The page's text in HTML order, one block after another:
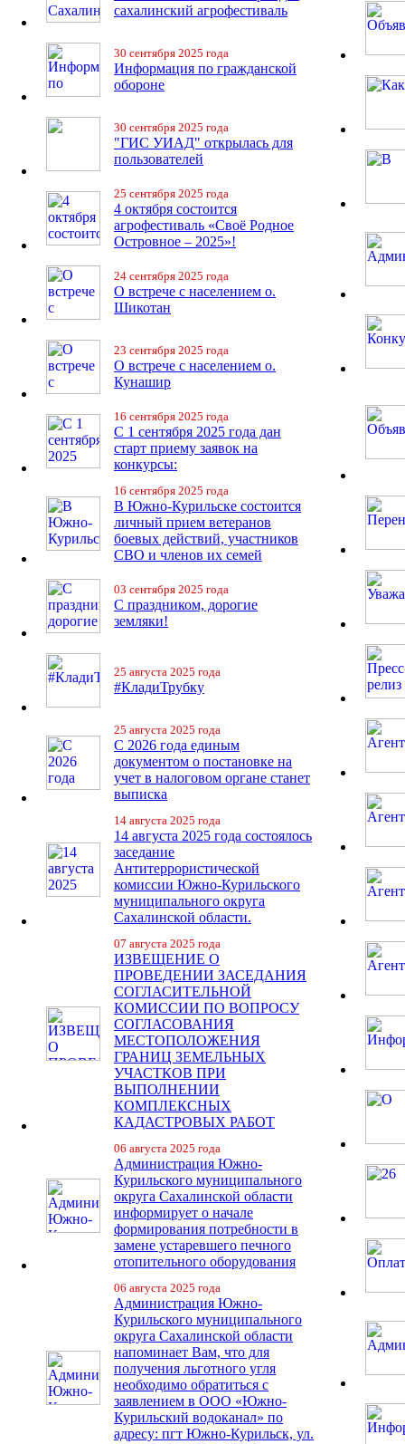
сахалинский агрофестиваль
30 сентября 2025 года
Информация по гражданской
обороне
30 сентября 2025 года
"ГИС УИАД" открылась для
пользователей
25 сентября 2025 года
4 октября состоится
агрофестиваль «Своё Родное
Островное – 2025»!
24 сентября 2025 года
О встрече с населением о.
Шикотан
23 сентября 2025 года
О встрече с населением о.
Кунашир
16 сентября 2025 года
С 1 сентября 2025 года дан
старт приему заявок на
конкурсы:
16 сентября 2025 года
В Южно-Курильске состоится
личный прием ветеранов
боевых действий, участников
СВО и членов их семей
03 сентября 2025 года
С праздником, дорогие
земляки!
25 августа 2025 года
#КладиТрубку
25 августа 2025 года
С 2026 года единым
документом о постановке на
учет в налоговом органе станет
выписка
14 августа 2025 года
14 августа 2025 года состоялось
заседание
Антитеррористической
комиссии Южно-Курильского
муниципального округа
Сахалинской области.
07 августа 2025 года
ИЗВЕЩЕНИЕ О
ПРОВЕДЕНИИ ЗАСЕДАНИЯ
СОГЛАСИТЕЛЬНОЙ
КОМИССИИ ПО ВОПРОСУ
СОГЛАСОВАНИЯ
МЕСТОПОЛОЖЕНИЯ
ГРАНИЦ ЗЕМЕЛЬНЫХ
УЧАСТКОВ ПРИ
ВЫПОЛНЕНИИ
КОМПЛЕКСНЫХ
КАДАСТРОВЫХ РАБОТ
06 августа 2025 года
Администрация Южно-
Курильского муниципального
округа Сахалинской области
информирует о начале
формирования потребности в
замене устаревшего печного
отопительного оборудования
06 августа 2025 года
Администрация Южно-
Курильского муниципального
округа Сахалинской области
напоминает Вам, что для
получения льготного угля
необходимо обратиться с
заявлением в ООО «Южно-
Курильский водоканал» по
адресу: пгт Южно-Курильск, ул.